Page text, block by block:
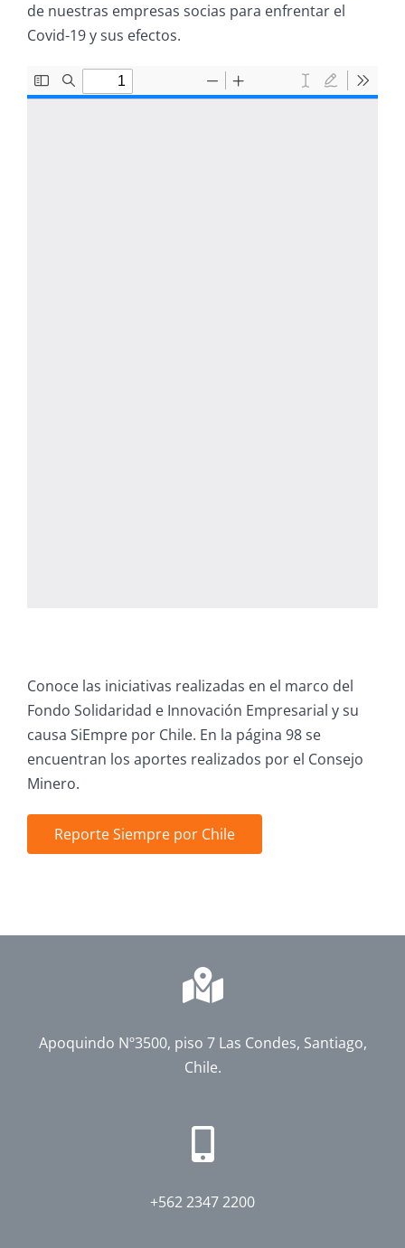
de nuestras empresas socias para enfrentar el
Covid-19 y sus efectos.
Conoce las iniciativas realizadas en el marco del
Fondo Solidaridad e Innovación Empresarial y su
causa SiEmpre por Chile. En la página 98 se
encuentran los aportes realizados por el Consejo
Minero.
Reporte Siempre por Chile
Apoquindo Nº3500, piso 7 Las Condes, Santiago,
Chile.
+562 2347 2200